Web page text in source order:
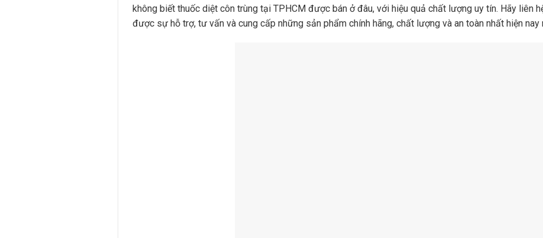
không biết thuốc diệt côn trùng tại TPHCM được bán ở đâu, với hiệu quả chất lượng uy tín. Hãy liên
được sự hỗ trợ, tư vấn và cung cấp những sản phẩm chính hãng, chất lượng và an toàn nhất hiện nay